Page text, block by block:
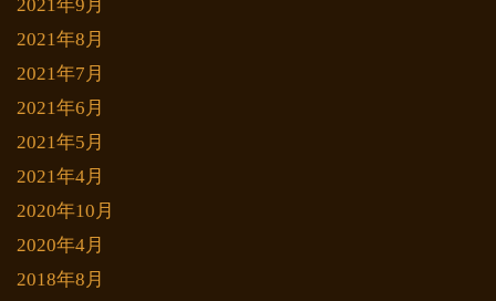
2021年9月
2021年8月
2021年7月
2021年6月
2021年5月
2021年4月
2020年10月
2020年4月
2018年8月